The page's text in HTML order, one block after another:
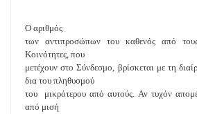
Ο αριθμός
των αντιπροσώπων του καθενός από
Κοινότητες, που
μετέχουν στο Σύνδεσμο, βρίσκεται με τη
δια του πληθυσμού
του μικρότερου από αυτούς. Αν τυχόν
από μισή